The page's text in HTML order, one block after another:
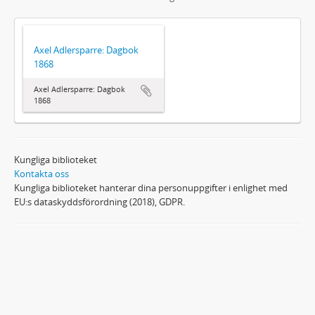
Axel Adlersparre: Dagbok
1868
Axel Adlersparre: Dagbok
1868
Kungliga biblioteket
Kontakta oss
Kungliga biblioteket hanterar dina personuppgifter i enlighet med
EU:s dataskyddsförordning (2018), GDPR.